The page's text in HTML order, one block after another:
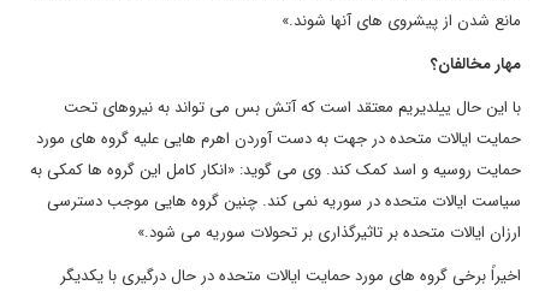
مانع شدن از پیشروی های آنها شوند.»
مهار مخالفان؟
با این حال ییلدیریم معتقد است که آتش بس می تواند به نیروهای تحت
حمایت ایالات متحده در جهت به دست آوردن اهرم هایی علیه گروه های مورد
حمایت روسیه و اسد کمک کند. وی می گوید: «انکار کامل این گروه ها کمکی به
سیاست ایالات متحده در سوریه نمی کند. چنین گروه هایی موجب دسترسی
ارزان ایالات متحده بر تاثیرگذاری بر تحولات سوریه می شود.»
اخیراً برخی گروه های مورد حمایت ایالات متحده در حال درگیری با یکدیگر